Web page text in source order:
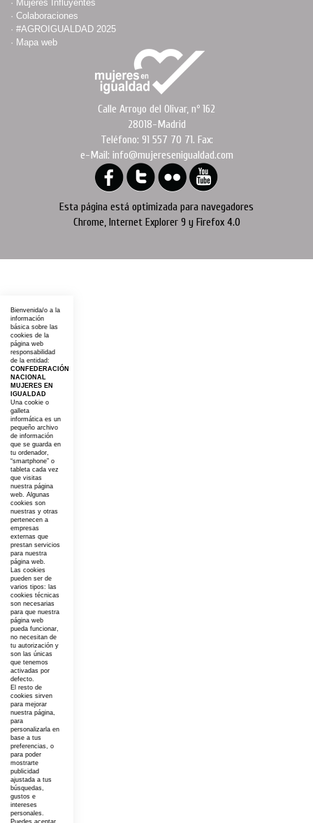
· Mujeres Influyentes
· Colaboraciones
· #AGROIGUALDAD 2025
· Mapa web
Calle Arroyo del Olivar, nº 162
28018-Madrid
Teléfono: 91 557 70 71. Fax:
e-Mail: info@mujeresenigualdad.com
Esta página está optimizada para navegadores
Chrome, Internet Explorer 9 y Firefox 4.0
Bienvenida/o a la
información
básica sobre las
cookies de la
página web
responsabilidad
de la entidad:
CONFEDERACIÓN
NACIONAL
MUJERES EN
IGUALDAD
Una cookie o
galleta
informática es un
pequeño archivo
de información
que se guarda en
tu ordenador,
“smartphone” o
tableta cada vez
que visitas
nuestra página
web. Algunas
cookies son
nuestras y otras
pertenecen a
empresas
externas que
prestan servicios
para nuestra
página web.
Las cookies
pueden ser de
varios tipos: las
cookies técnicas
son necesarias
para que nuestra
página web
pueda funcionar,
no necesitan de
tu autorización y
son las únicas
que tenemos
activadas por
defecto.
El resto de
cookies sirven
para mejorar
nuestra página,
para
personalizarla en
base a tus
preferencias, o
para poder
mostrarte
publicidad
ajustada a tus
búsquedas,
gustos e
intereses
personales.
Puedes aceptar